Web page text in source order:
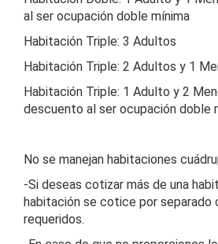
al ser ocupación doble mínima
Habitación Triple: 3 Adultos
Habitación Triple: 2 Adultos y 1
Habitación Triple: 1 Adulto y 2
descuento al ser ocupación doble
No se manejan habitaciones
-Si deseas cotizar más de una
habitación se cotice por separado
requeridos.